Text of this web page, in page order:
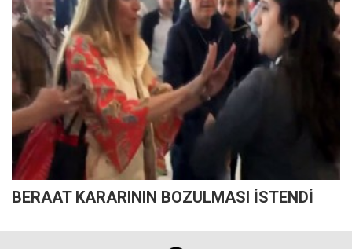
BERAAT KARARININ BOZULMASI İSTENDİ